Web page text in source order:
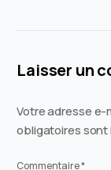
Laisser un
Votre adresse e-
obligatoires sont
Commentaire*